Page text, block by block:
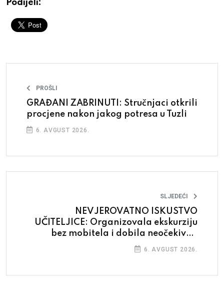
Podijeli:
PROŠLI
GRAĐANI ZABRINUTI: Stručnjaci otkrili
procjene nakon jakog potresa u Tuzli
6. AVGUST 2026.
SLJEDEĆI
NEVJEROVATNO ISKUSTVO
UČITELJICE: Organizovala ekskurziju
bez mobitela i dobila neočekivan
6. AVGUST 2026.